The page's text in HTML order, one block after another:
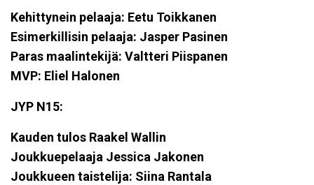
Kehittynein pelaaja: Eetu Toikkanen
Esimerkillisin pelaaja: Jasper Pasinen
Paras maalintekijä: Valtteri Piispanen
MVP: Eliel Halonen
JYP N15:
Kauden tulos Raakel Wallin
Joukkuepelaaja Jessica Jakonen
Joukkueen taistelija: Siina Rantala